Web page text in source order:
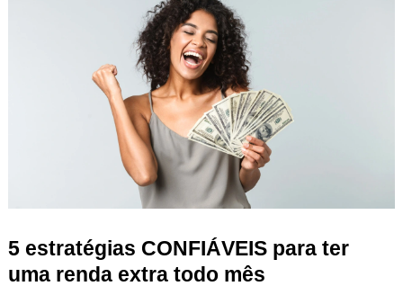
5 estratégias CONFIÁVEIS para ter
uma renda extra todo mês